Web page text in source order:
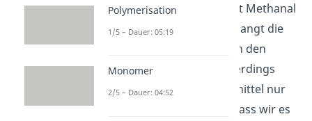
oderWeintrauben
, kommt Methanal
natürlich vor. Dadurch gelangt die
giftige Verbindung auch in den
menschlichen
Körper. Allerdings
beinhalten die Nahrungsmittel nur
sehr wenig Methanal, sodass wir es
Polymerisation
1/5 – Dauer: 05:19
Monomer
2/5 – Dauer: 04:52